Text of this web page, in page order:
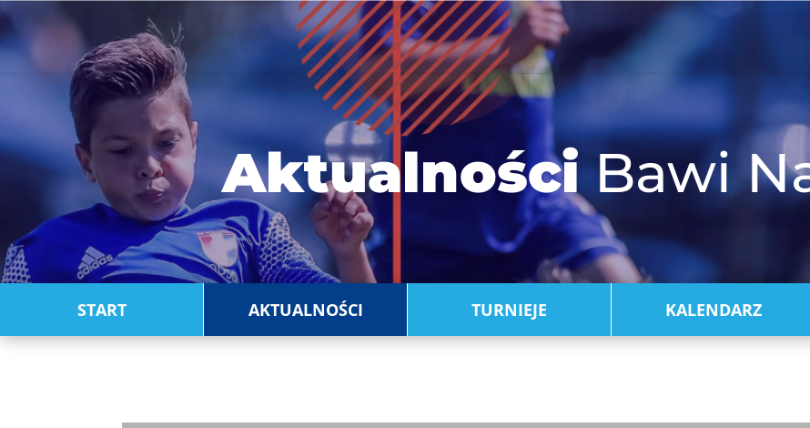
AktualnościBawi
START AKTUALNOŚCI TURNIEJE KALENDARZ